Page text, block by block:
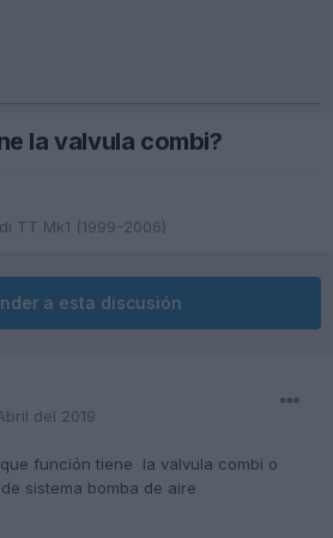
la valvula combi?
TT Mk1 (1999-2006)
a esta discusión
del 2019
función tiene la valvula combi o
sistema bomba de aire